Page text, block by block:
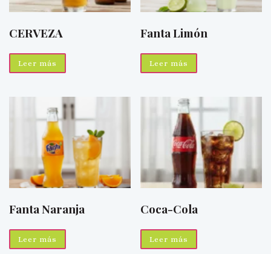
CERVEZA
Leer más
Fanta Limón
Leer más
Fanta Naranja
Leer más
Coca-Cola
Leer más